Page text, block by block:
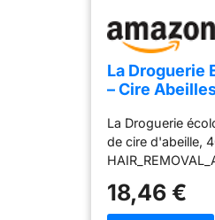
La Droguerie
– Cire
La Droguerie
de cire d'abeille,
18,46 €